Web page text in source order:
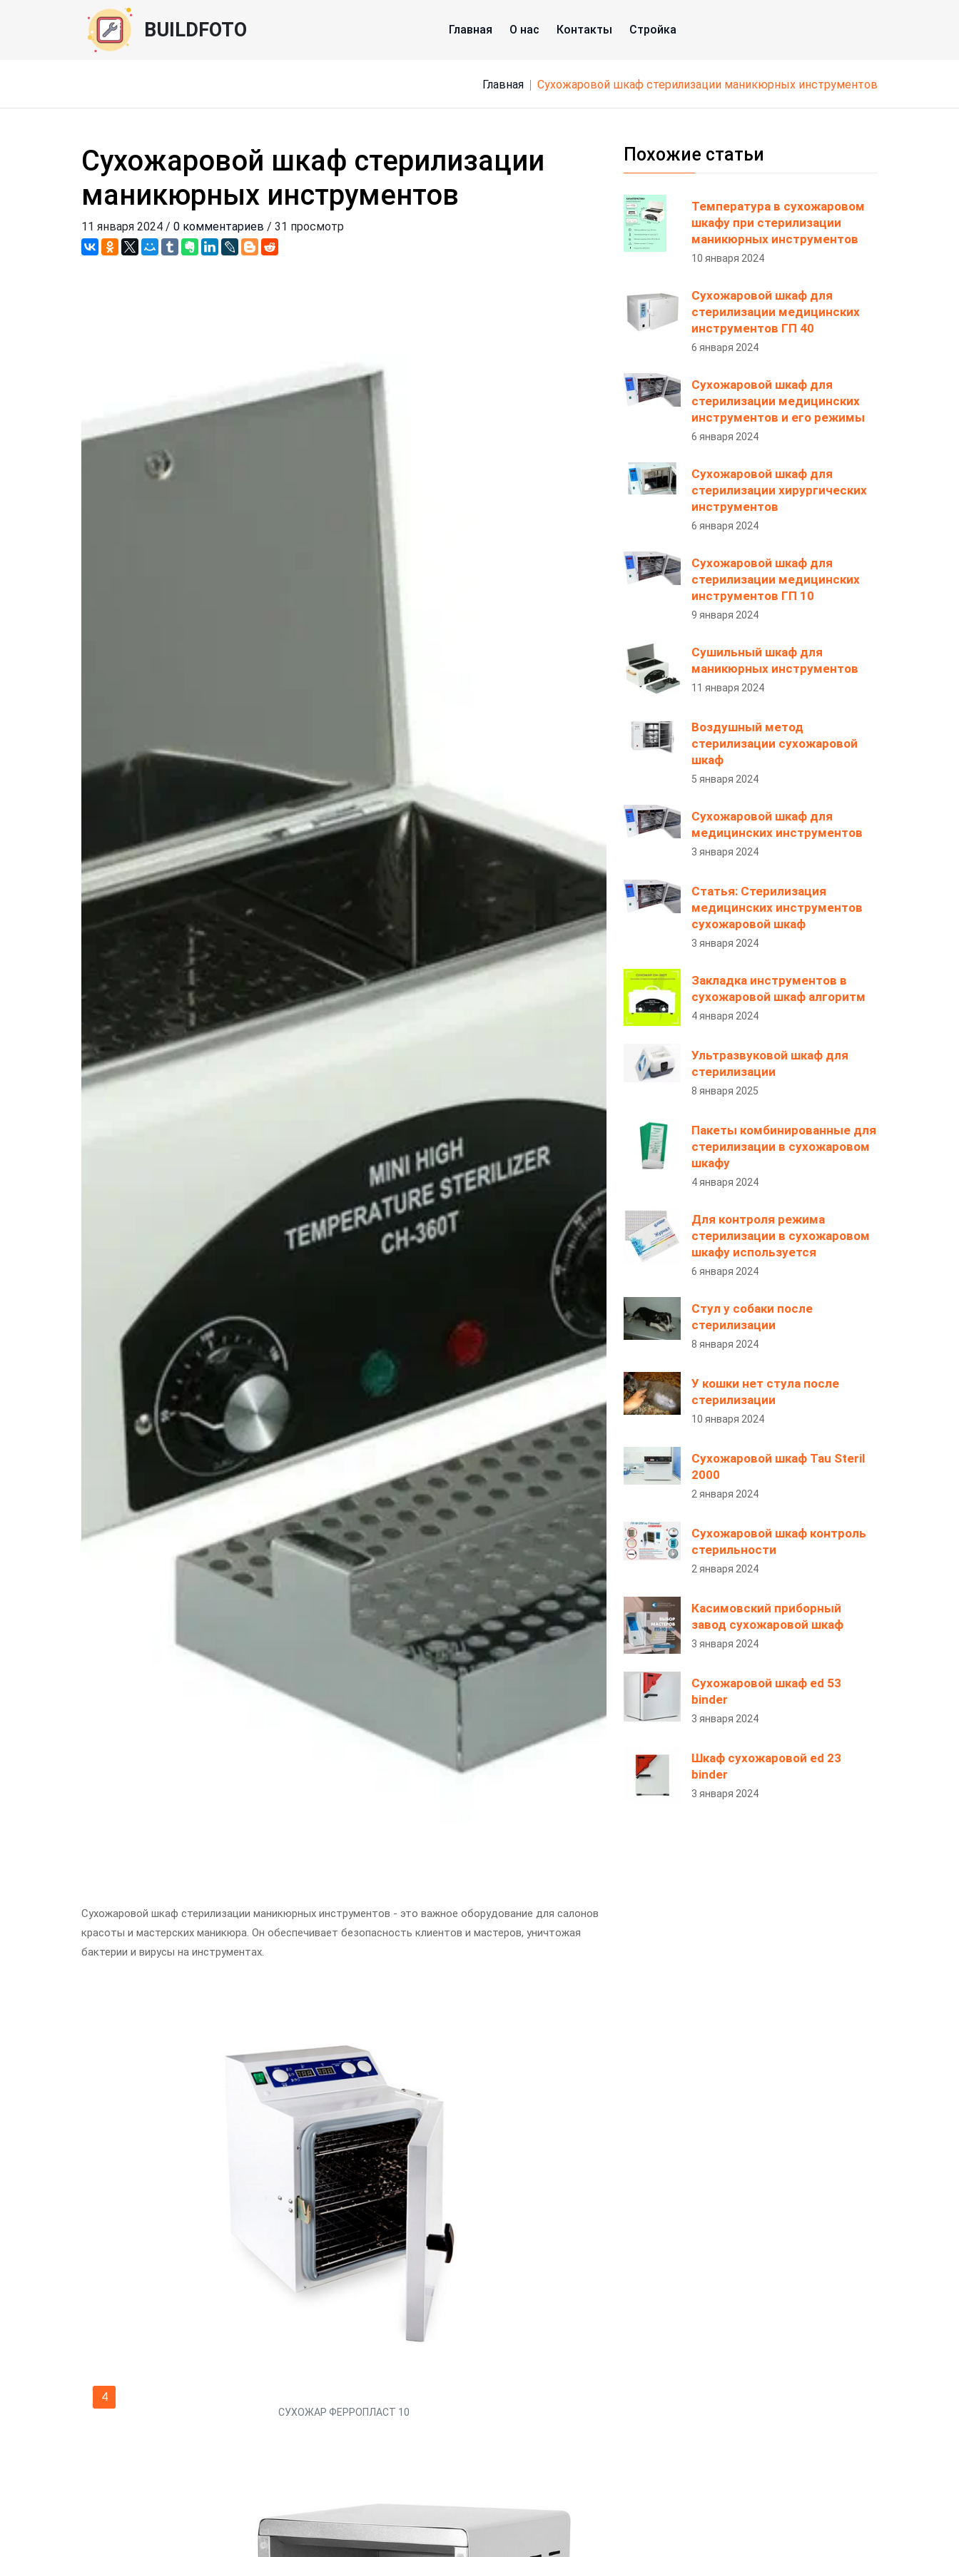
BUILDFOTO Главная О нас Контакты Стройка
Главная сухожаровой шкаф стерилизации маникюрных инструментов
Сухожаровой шкаф стерилизации
маникюрных инструментов
11 января 2024 / 0 комментариев / 31 просмотр
Сухожаровой шкаф стерилизации маникюрных инструментов - это важное оборудование для салонов
красоты и мастерских маникюра. Он обеспечивает безопасность клиентов и мастеров, уничтожая
бактерии и вирусы на инструментах.
4
СУХОЖАР ФЕРРОПЛАСТ 10
Похожие статьи
Температура в сухожаровом
шкафу при стерилизации
маникюрных инструментов
10 января 2024
Сухожаровой шкаф для
стерилизации медицинских
инструментов ГП 40
6 января 2024
Сухожаровой шкаф для
стерилизации медицинских
инструментов и его режимы
6 января 2024
Сухожаровой шкаф для
стерилизации хирургических
инструментов
6 января 2024
Сухожаровой шкаф для
стерилизации медицинских
инструментов ГП 10
9 января 2024
Сушильный шкаф для
маникюрных инструментов
11 января 2024
Воздушный метод
стерилизации сухожаровой
шкаф
5 января 2024
Сухожаровой шкаф для
медицинских инструментов
3 января 2024
Статья: Стерилизация
медицинских инструментов
сухожаровой шкаф
3 января 2024
Закладка инструментов в
сухожаровой шкаф алгоритм
4 января 2024
Ультразвуковой шкаф для
стерилизации
8 января 2025
Пакеты комбинированные для
стерилизации в сухожаровом
шкафу
4 января 2024
Для контроля режима
стерилизации в сухожаровом
шкафу используется
6 января 2024
Стул у собаки после
стерилизации
8 января 2024
У кошки нет стула после
стерилизации
10 января 2024
Сухожаровой шкаф Tau Steril
2000
2 января 2024
Сухожаровой шкаф контроль
стерильности
2 января 2024
Касимовский приборный
завод сухожаровой шкаф
3 января 2024
Сухожаровой шкаф ed 53
binder
3 января 2024
Шкаф сухожаровой ed 23
binder
3 января 2024